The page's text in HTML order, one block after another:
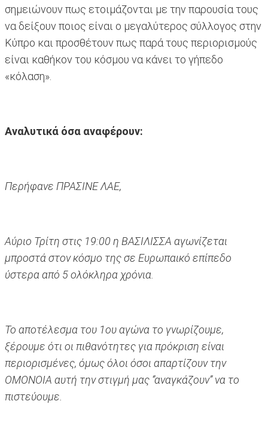
σημειώνουν πως ετοιμάζονται με την παρουσία τους
να δείξουν ποιος είναι ο μεγαλύτερος σύλλογος στην
Κύπρο και προσθέτουν πως παρά τους περιορισμούς
είναι καθήκον του κόσμου να κάνει το γήπεδο
«κόλαση».
Aναλυτικά όσα αναφέρουν:
Περήφανε ΠΡΑΣΙΝΕ ΛΑΕ,
Αύριο Τρίτη στις 19:00 η ΒΑΣΙΛΙΣΣΑ αγωνίζεται
μπροστά στον κόσμο της σε Ευρωπαικό επίπεδο
ύστερα από 5 ολόκληρα χρόνια.
Το αποτέλεσμα του 1ου αγώνα το γνωρίζουμε,
ξέρουμε ότι οι πιθανότητες για πρόκριση είναι
περιορισμένες, όμως όλοι όσοι απαρτίζουν την
ΟΜΟΝΟΙΑ αυτή την στιγμή μας ‘’αναγκάζουν’’ να το
πιστεύουμε.